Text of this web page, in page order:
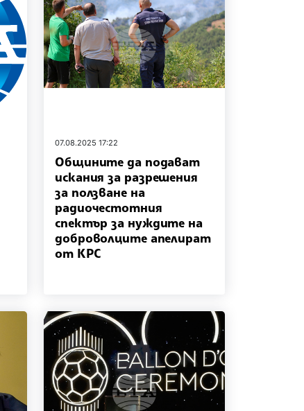
07.08.2025 17:22
Общините да подават
искания за разрешения
за ползване на
радиочестотния
спектър за нуждите на
доброволците апелират
от КРС